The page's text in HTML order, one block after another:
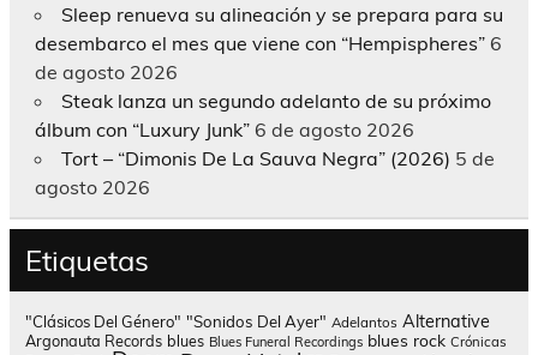
Sleep renueva su alineación y se prepara para su
desembarco el mes que viene con “Hempispheres” 6
de agosto 2026
Steak lanza un segundo adelanto de su próximo
álbum con “Luxury Junk” 6 de agosto 2026
Tort – “Dimonis De La Sauva Negra” (2026) 5 de
agosto 2026
Etiquetas
"Clásicos Del Género" "Sonidos Del Ayer" Adelantos Alternative
Argonauta Records blues Blues Funeral Recordings blues rock Crónicas